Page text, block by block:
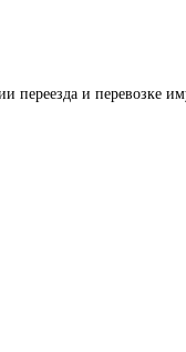
переезда и перевозке